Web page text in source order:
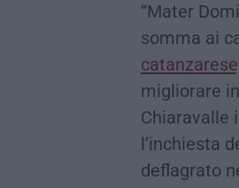
“Mater
somma ai
migliorare
Chiaravalle
l’inchiesta
deflagrato